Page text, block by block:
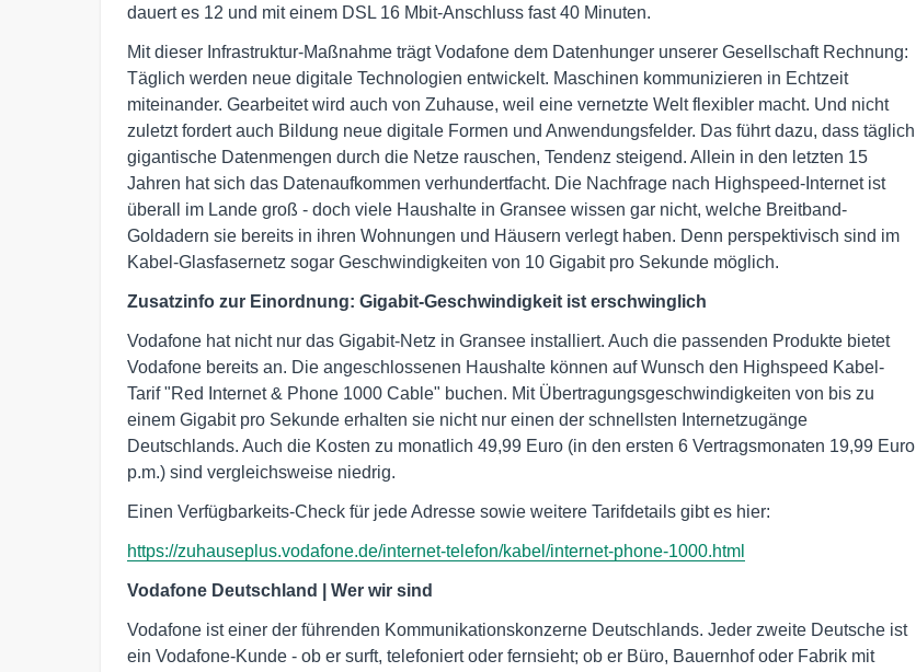
dauert es 12 und mit einem DSL 16 Mbit-Anschluss fast 40 Minuten.
Mit dieser Infrastruktur-Maßnahme trägt Vodafone dem Datenhunger unserer Gesellschaft Rechnung:
Täglich werden neue digitale Technologien entwickelt. Maschinen kommunizieren in Echtzeit
miteinander. Gearbeitet wird auch von Zuhause, weil eine vernetzte Welt flexibler macht. Und nicht
zuletzt fordert auch Bildung neue digitale Formen und Anwendungsfelder. Das führt dazu, dass täglich
gigantische Datenmengen durch die Netze rauschen, Tendenz steigend. Allein in den letzten 15
Jahren hat sich das Datenaufkommen verhundertfacht. Die Nachfrage nach Highspeed-Internet ist
überall im Lande groß - doch viele Haushalte in Gransee wissen gar nicht, welche Breitband-
Goldadern sie bereits in ihren Wohnungen und Häusern verlegt haben. Denn perspektivisch sind im
Kabel-Glasfasernetz sogar Geschwindigkeiten von 10 Gigabit pro Sekunde möglich.
Zusatzinfo zur Einordnung: Gigabit-Geschwindigkeit ist erschwinglich
Vodafone hat nicht nur das Gigabit-Netz in Gransee installiert. Auch die passenden Produkte bietet
Vodafone bereits an. Die angeschlossenen Haushalte können auf Wunsch den Highspeed Kabel-
Tarif "Red Internet & Phone 1000 Cable" buchen. Mit Übertragungsgeschwindigkeiten von bis zu
einem Gigabit pro Sekunde erhalten sie nicht nur einen der schnellsten Internetzugänge
Deutschlands. Auch die Kosten zu monatlich 49,99 Euro (in den ersten 6 Vertragsmonaten 19,99 Euro
p.m.) sind vergleichsweise niedrig.
Einen Verfügbarkeits-Check für jede Adresse sowie weitere Tarifdetails gibt es hier:
https://zuhauseplus.vodafone.de/internet-telefon/kabel/internet-phone-1000.html
Vodafone Deutschland | Wer wir sind
Vodafone ist einer der führenden Kommunikationskonzerne Deutschlands. Jeder zweite Deutsche ist
ein Vodafone-Kunde - ob er surft, telefoniert oder fernsieht; ob er Büro, Bauernhof oder Fabrik mit